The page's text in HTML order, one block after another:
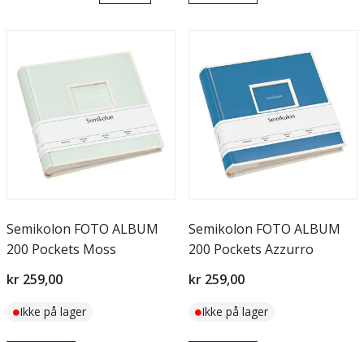
Semikolon FOTO ALBUM
200 Pockets Moss
kr 259,00
Ikke på lager
Semikolon FOTO ALBUM
200 Pockets Azzurro
kr 259,00
Ikke på lager